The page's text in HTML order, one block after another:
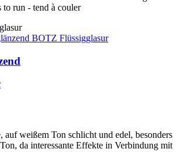
to run - tend à couler
auf weißem Ton schlicht und edel, besonders
da interessante Effekte in Verbindung mit